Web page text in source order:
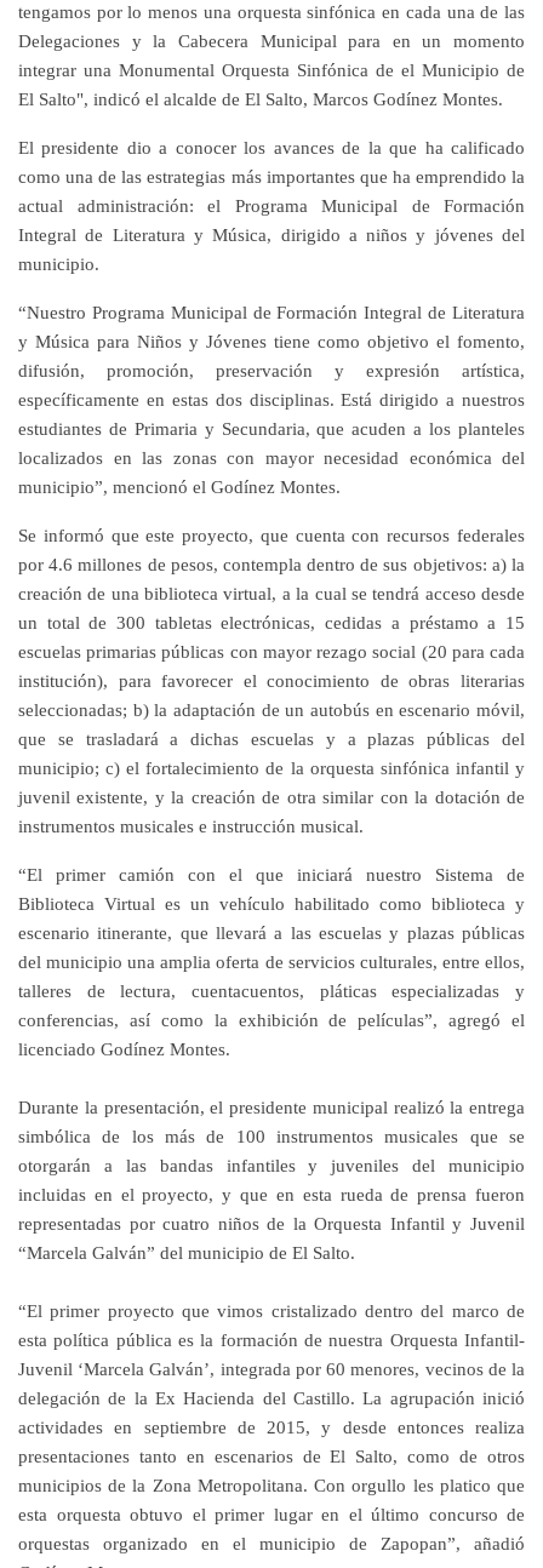
tengamos por lo menos una orquesta sinfónica en cada una de las
Delegaciones y la Cabecera Municipal para en un momento
integrar una Monumental Orquesta Sinfónica de el Municipio de
El Salto", indicó el alcalde de El Salto, Marcos Godínez Montes.
El presidente dio a conocer los avances de la que ha calificado
como una de las estrategias más importantes que ha emprendido la
actual administración: el Programa Municipal de Formación
Integral de Literatura y Música, dirigido a niños y jóvenes del
municipio.
“Nuestro Programa Municipal de Formación Integral de Literatura
y Música para Niños y Jóvenes tiene como objetivo el fomento,
difusión, promoción, preservación y expresión artística,
específicamente en estas dos disciplinas. Está dirigido a nuestros
estudiantes de Primaria y Secundaria, que acuden a los planteles
localizados en las zonas con mayor necesidad económica del
municipio”, mencionó el Godínez Montes.
Se informó que este proyecto, que cuenta con recursos federales
por 4.6 millones de pesos, contempla dentro de sus objetivos: a)la
creación de una biblioteca virtual, a la cual se tendrá acceso desde
un total de 300 tabletas electrónicas, cedidas a préstamo a 15
escuelas primarias públicas con mayor rezago social (20 para cada
institución), para favorecer el conocimiento de obras literarias
seleccionadas; b)la adaptación de un autobús en escenario móvil,
que se trasladará a dichas escuelas y a plazas públicas del
municipio;c) el fortalecimiento de la orquesta sinfónica infantil y
juvenil existente, y la creación de otra similar con la dotación de
instrumentos musicales e instrucción musical.
“El primer camión con el que iniciará nuestro Sistema de
Biblioteca Virtual es un vehículo habilitado como biblioteca y
escenario itinerante, que llevará a las escuelas y plazas públicas
del municipio una amplia oferta de servicios culturales, entre ellos,
talleres de lectura, cuentacuentos, pláticas especializadas y
conferencias, así como la exhibición de películas”, agregó el
licenciado Godínez Montes.
Durante la presentación, el presidente municipal realizó la entrega
simbólica de los más de 100 instrumentos musicales que se
otorgarán a las bandas infantiles y juveniles del municipio
incluidas en el proyecto, y que en esta rueda de prensa fueron
representadas por cuatro niños de la Orquesta Infantil y Juvenil
“Marcela Galván” del municipio de El Salto.
“El primer proyecto que vimos cristalizado dentro del marco de
esta política pública es la formación de nuestra Orquesta Infantil-
Juvenil ‘Marcela Galván’, integrada por 60 menores, vecinos de la
delegación de la Ex Hacienda del Castillo. La agrupación inició
actividades en septiembre de 2015, y desde entonces realiza
presentaciones tanto en escenarios de El Salto, como de otros
municipios de la Zona Metropolitana. Con orgullo les platico que
esta orquesta obtuvo el primer lugar en el último concurso de
orquestas organizado en el municipio de Zapopan”, añadió